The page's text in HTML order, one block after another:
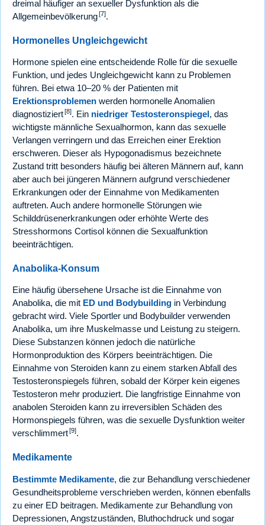
dreimal häufiger an sexueller Dysfunktion als die
Allgemeinbevölkerung[7].
Hormonelles Ungleichgewicht
Hormone spielen eine entscheidende Rolle für die sexuelle
Funktion, und jedes Ungleichgewicht kann zu Problemen
führen. Bei etwa 10–20 % der Patienten mit
Erektionsproblemen werden hormonelle Anomalien
diagnostiziert[8]. Ein niedriger Testosteronspiegel, das
wichtigste männliche Sexualhormon, kann das sexuelle
Verlangen verringern und das Erreichen einer Erektion
erschweren. Dieser als Hypogonadismus bezeichnete
Zustand tritt besonders häufig bei älteren Männern auf, kann
aber auch bei jüngeren Männern aufgrund verschiedener
Erkrankungen oder der Einnahme von Medikamenten
auftreten. Auch andere hormonelle Störungen wie
Schilddrüsenerkrankungen oder erhöhte Werte des
Stresshormons Cortisol können die Sexualfunktion
beeinträchtigen.
Anabolika-Konsum
Eine häufig übersehene Ursache ist die Einnahme von
Anabolika, die mit ED und Bodybuilding in Verbindung
gebracht wird. Viele Sportler und Bodybuilder verwenden
Anabolika, um ihre Muskelmasse und Leistung zu steigern.
Diese Substanzen können jedoch die natürliche
Hormonproduktion des Körpers beeinträchtigen. Die
Einnahme von Steroiden kann zu einem starken Abfall des
Testosteronspiegels führen, sobald der Körper kein eigenes
Testosteron mehr produziert. Die langfristige Einnahme von
anabolen Steroiden kann zu irreversiblen Schäden des
Hormonspiegels führen, was die sexuelle Dysfunktion weiter
verschlimmert [9].
Medikamente
Bestimmte Medikamente, die zur Behandlung verschiedener
Gesundheitsprobleme verschrieben werden, können ebenfalls
zu einer ED beitragen. Medikamente zur Behandlung von
Depressionen, Angstzuständen, Bluthochdruck und sogar